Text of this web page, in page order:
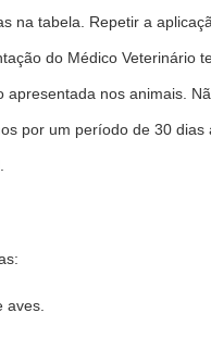
na tabela. Repetir a
do Médico Veterinário
apresentada nos animais.
por um período de 30 dias
aves.